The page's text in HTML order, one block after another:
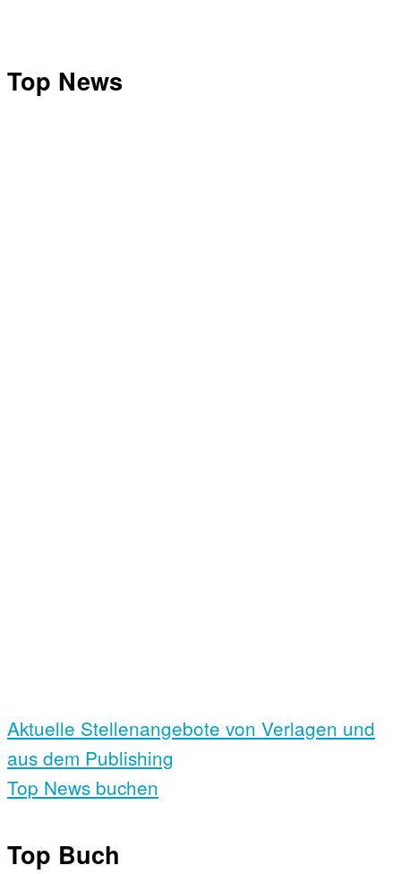
Top News
Aktuelle Stellen­angebote von Verlagen und
aus dem Publishing
Top News buchen
Top Buch